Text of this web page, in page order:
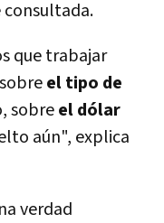
que trabajar
el tipo de
sobreel dólar
aún", explica
verdad